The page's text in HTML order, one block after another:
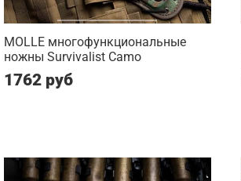
MOLLE многофункциональные
ножны Survivalist Camo
1762 руб